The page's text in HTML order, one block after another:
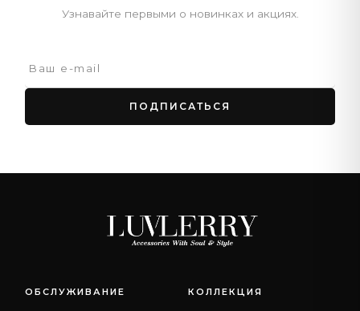
Узнавайте первыми о новинках и акциях.
ПОДПИСАТЬСЯ
ОБСЛУЖИВАНИЕ КОЛЛЕКЦИЯ